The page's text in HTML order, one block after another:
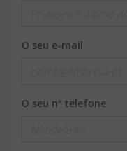
O seu e-mail
O seu nº telefone